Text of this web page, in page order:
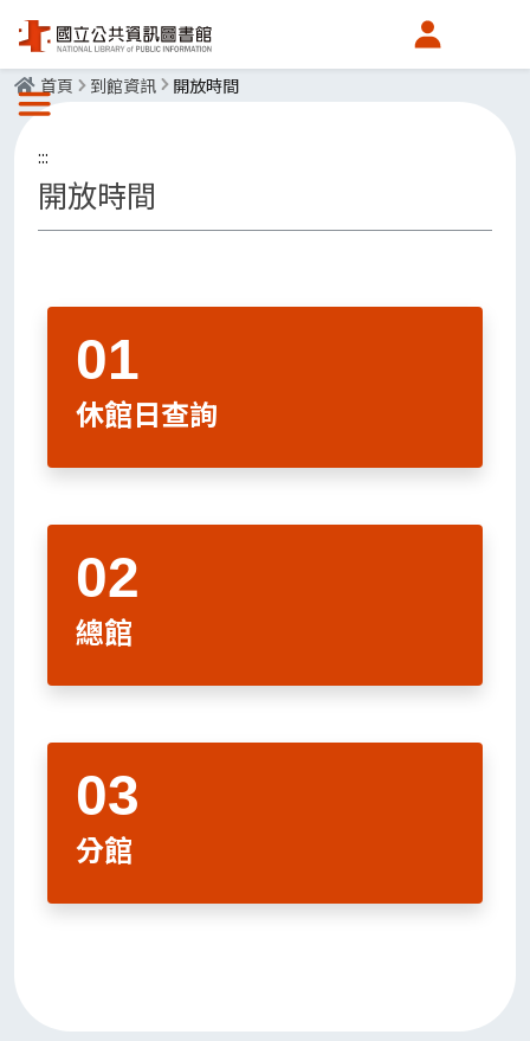
會員中心
選單按鈕
首頁 到館資訊 開放時間
:::
開放時間
休館日查詢
總館
分館